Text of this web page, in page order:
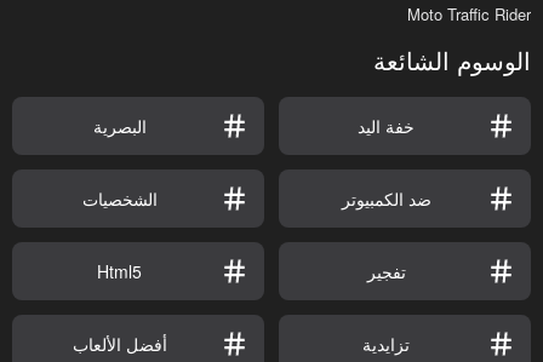
Moto Traffic Rider
الوسوم الشائعة
خفة اليد البصرية
ضد الكمبيوتر الشخصيات
تفجير Html5
تزايدية أفضل الألعاب